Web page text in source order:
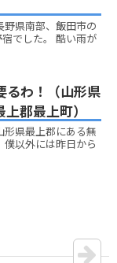
野県南部、飯田市の
でした。 酷い雨が
わ！（山形県
郡最上町）
形県最上郡にある無
以外には昨日から